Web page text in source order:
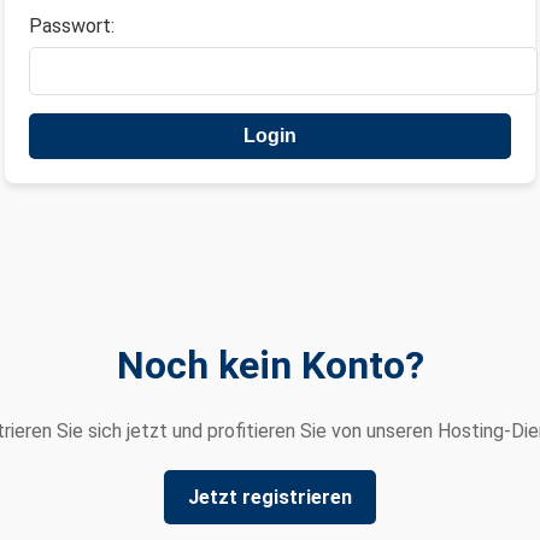
Passwort:
Noch kein Konto?
Sie sich jetzt und profitieren Sie von unseren Hosting-
Jetzt registrieren